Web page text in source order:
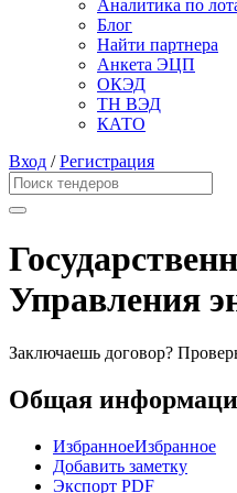
Аналитика по
Блог
Найти партнера
Анкета ЭЦП
ОКЭД
ТН ВЭД
КАТО
Вход /Регистрация
Управления
Заключаешь договор?
Общая
ИзбранноеИзбранное
Добавить заметку
Экспорт PDF